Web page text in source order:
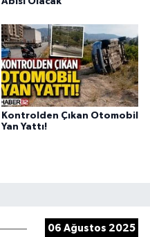
Kontrolden Çıkan Otomobil
Yan Yattı!
06 Ağustos 2025